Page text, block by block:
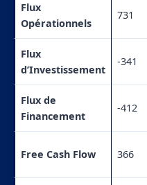
Flux
Opérationnels
731
Flux
d’Investissement
-341
Flux de
Financement
-412
Free Cash Flow 366